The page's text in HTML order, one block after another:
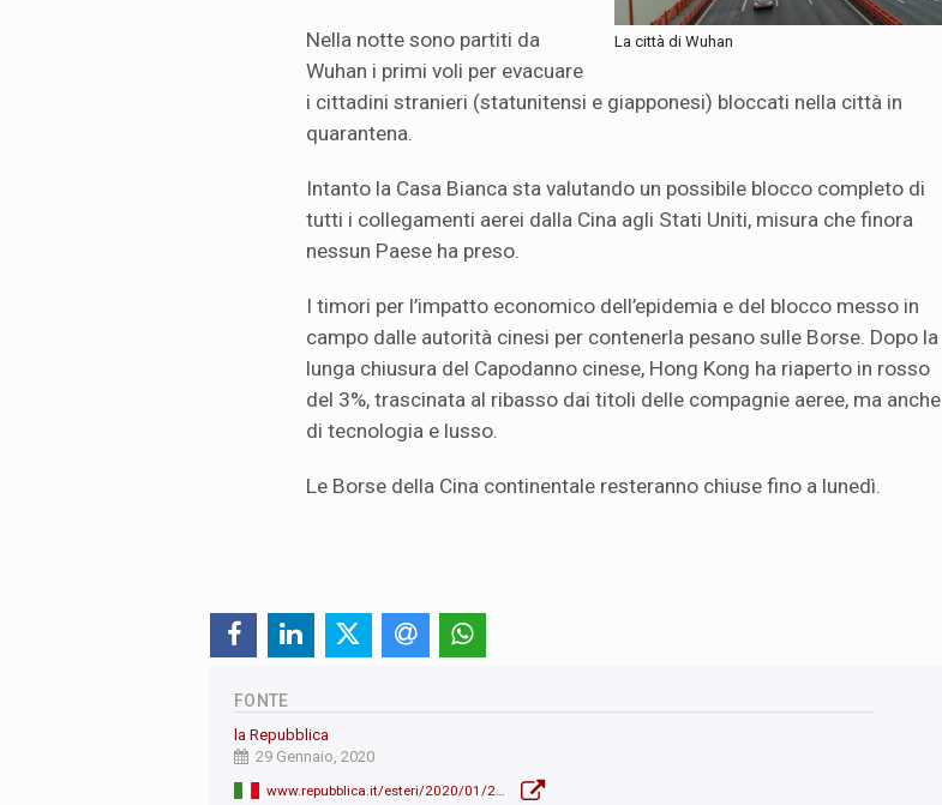
La città di Wuhan
Nella notte sono partiti da
Wuhan i primi voli per evacuare
i cittadini stranieri (statunitensi e giapponesi) bloccati nella città in
quarantena.
Intanto la Casa Bianca sta valutando un possibile blocco completo di
tutti i collegamenti aerei dalla Cina agli Stati Uniti, misura che finora
nessun Paese ha preso.
I timori per l’impatto economico dell’epidemia e del blocco messo in
campo dalle autorità cinesi per contenerla pesano sulle Borse. Dopo la
lunga chiusura del Capodanno cinese, Hong Kong ha riaperto in rosso
del 3%, trascinata al ribasso dai titoli delle compagnie aeree, ma anche
di tecnologia e lusso.
Le Borse della Cina continentale resteranno chiuse fino a lunedì.
FONTE
la Repubblica
29 Gennaio, 2020
www.repubblica.it/esteri/2020/01/29/news/coronavirus_in_cina_25_nuovi_decessi_partito_da_wuhan_aereo_con_americani-247027888/?ref=RHPPLF-BH-I246727217-C8-P2-S1.8-T1